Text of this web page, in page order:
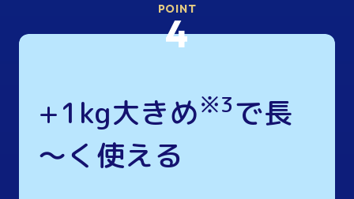
POINT
4
+1kg大きめ※3で長
～く使える